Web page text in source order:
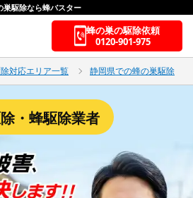
巣駆除なら蜂バスター
蜂の巣の駆除依頼
0120-901-975
対応エリア一覧 静岡県での蜂の巣駆除
・蜂駆除業者